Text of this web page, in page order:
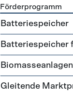
Förderprogramme
Förderprogramm
Batteriespeicher
Batteriespeicher
Biomasseanlagen
Gleitende